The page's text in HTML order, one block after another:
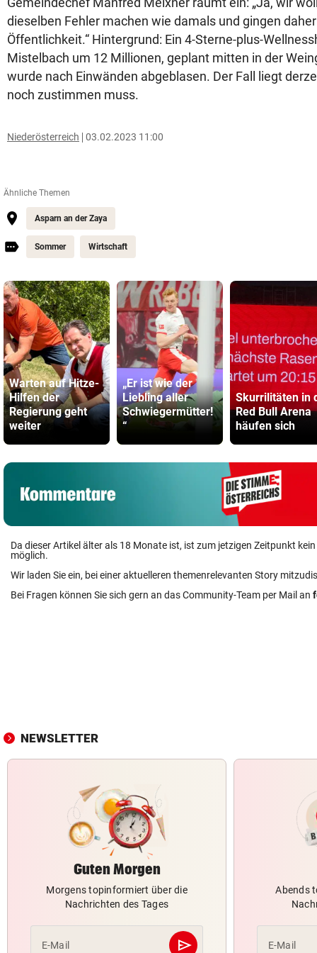
dieselben Fehler machen wie damals und gingen
Öffentlichkeit.“ Hintergrund: Ein 4-Sterne-plus-
Mistelbach um 12 Millionen, geplant mitten in der
wurde nach Einwänden abgeblasen. Der Fall liegt
noch zustimmen muss.
Niederösterreich 03.02.2023 11:00
Ähnliche Themen
Asparn an der Zaya
Sommer Wirtschaft
Warten auf Hitze-
Hilfen der
Regierung geht
weiter
„Er ist wie der
Liebling aller
Schwiegermütter!
“
Skurrilitäten in
Red Bull Arena
häufen sich
Da dieser Artikel älter als 18 Monate ist, ist zum jetzigen Zeitpunkt
möglich.
Wir laden Sie ein, bei einer aktuelleren themenrelevanten Story
Bei Fragen können Sie sich gern an das Community-Team per Mail an
NEWSLETTER
Guten Morgen
Morgens topinformiert über die
Nachrichten des Tages
E-Mail send
Abschicken
Abends
E-Mail